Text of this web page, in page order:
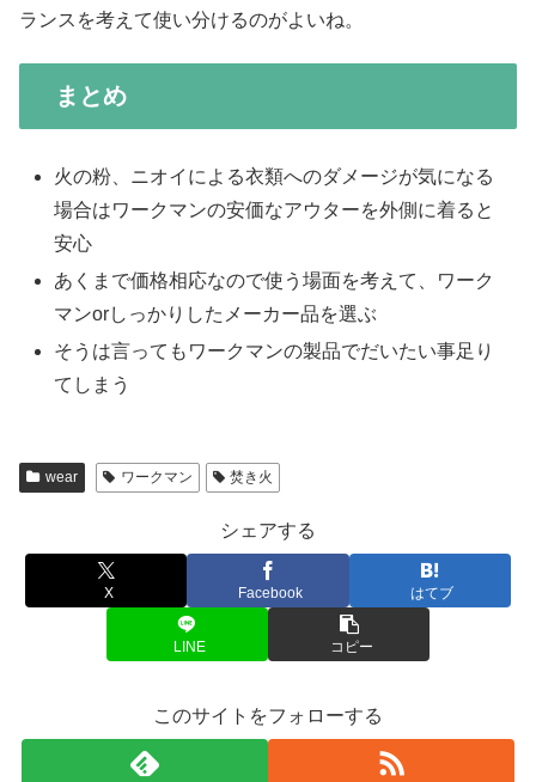
ランスを考えて使い分けるのがよいね。
まとめ
火の粉、ニオイによる衣類へのダメージが気になる
場合はワークマンの安価なアウターを外側に着ると
安心
あくまで価格相応なので使う場面を考えて、ワーク
マンorしっかりしたメーカー品を選ぶ
そうは言ってもワークマンの製品でだいたい事足り
てしまう
wear ワークマン 焚き火
シェアする
X Facebook はてブ
LINE コピー
このサイトをフォローする